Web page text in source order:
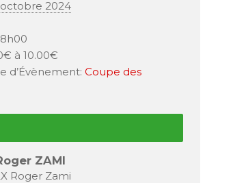
octobre 2024
à 10.00€
d’Évènement: Coupe des
ZAMI
Roger Zami